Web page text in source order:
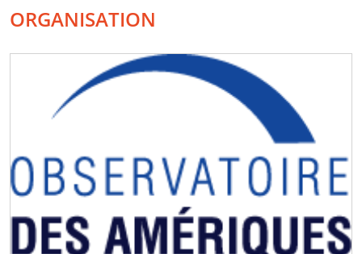
ORGANISATION